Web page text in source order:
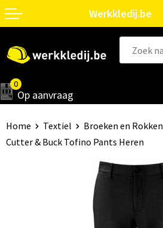
Werkkledij.be
0
Op aanvraag
Home Textiel Broeken en Rokken
Cutter & Buck Tofino Pants Heren